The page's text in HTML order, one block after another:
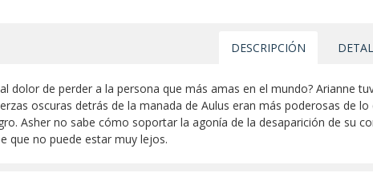
DESCRIPCIÓN
dolor de perder a la persona que más amas en el mundo? Arianne
oscuras detrás de la manada de Aulus eran más poderosas de
Asher no sabe cómo soportar la agonía de la desaparición de su
que no puede estar muy lejos.